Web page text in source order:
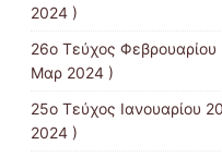
2024 )
26ο Τεύχος Φεβρουαρίου
Μαρ 2024 )
25ο Τεύχος Ιανουαρίου
2024 )